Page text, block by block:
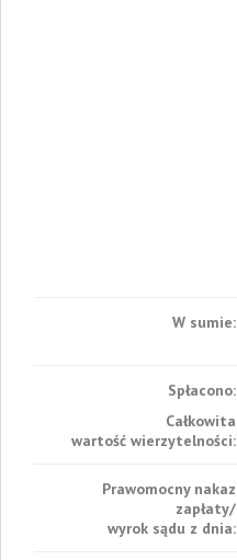
W sumie:
Spłacono:
Całkowita
wartość wierzytelności:
Prawomocny nakaz
zapłaty/
wyrok sądu z dnia: